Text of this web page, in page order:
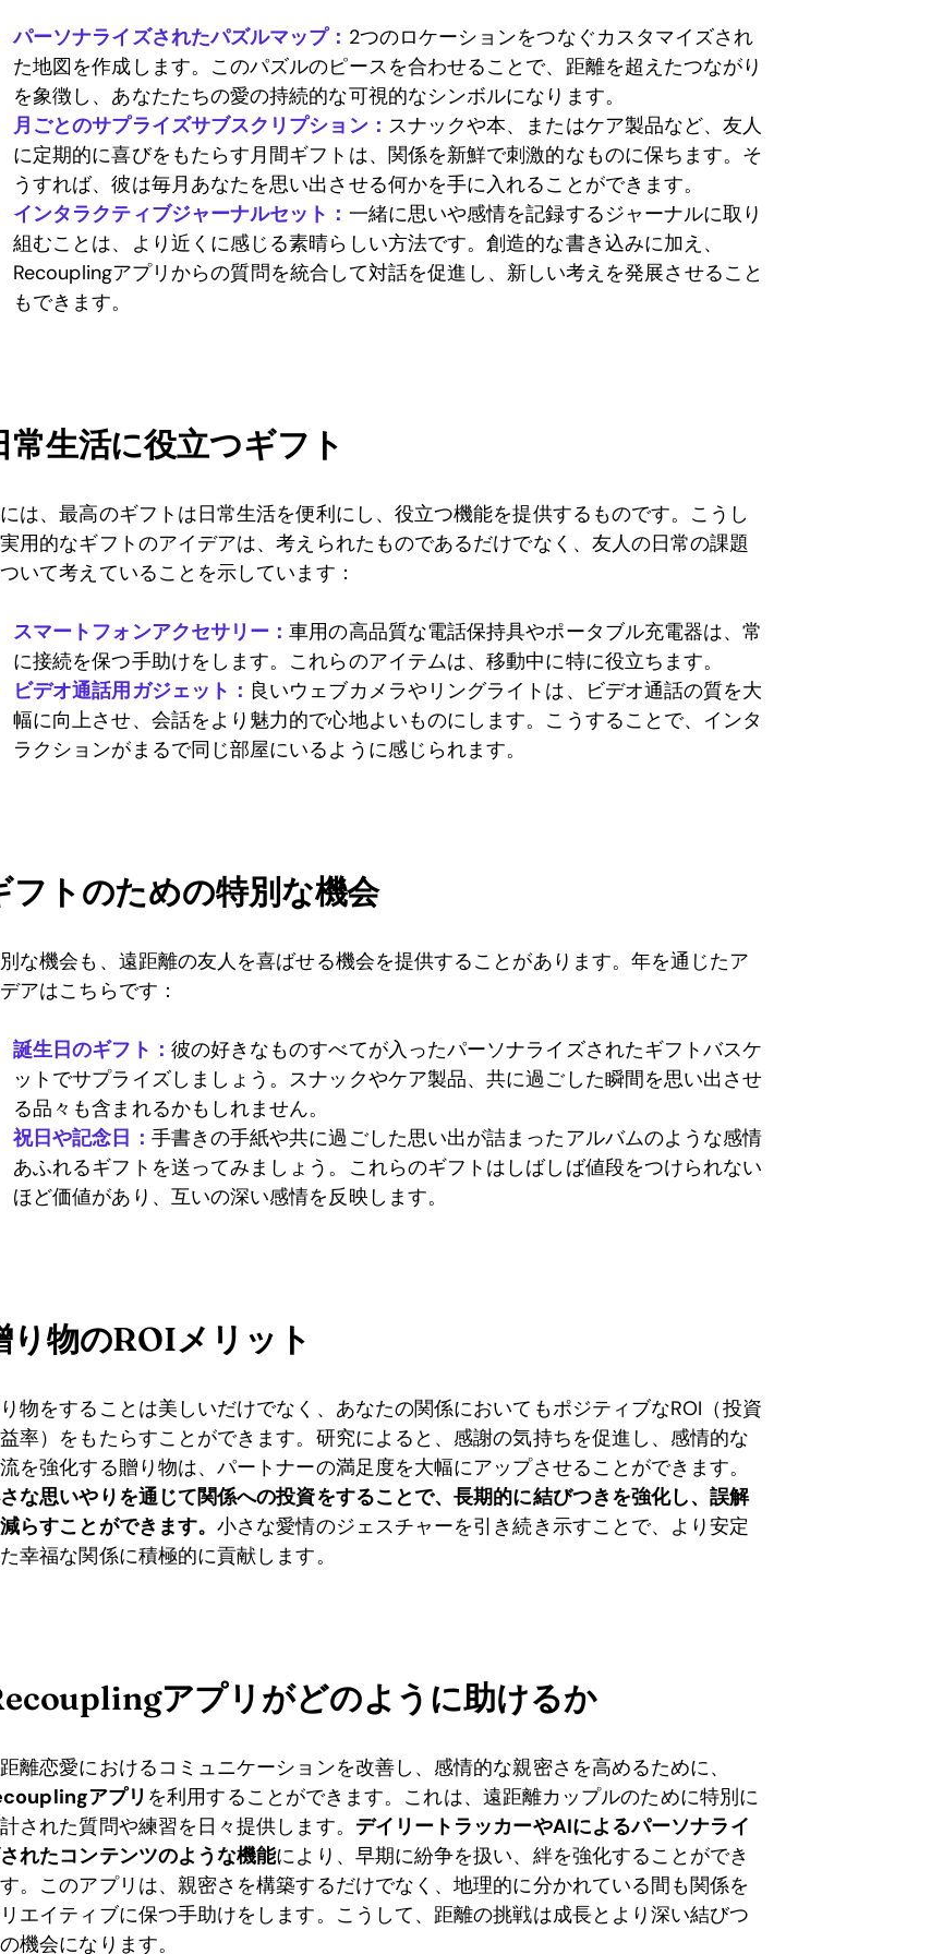
パーソナライズされたパズルマップ： 2つのロケーションをつなぐカスタマイズされ
た地図を作成します。このパズルのピースを合わせることで、距離を超えたつながり
を象徴し、あなたたちの愛の持続的な可視的なシンボルになります。
月ごとのサプライズサブスクリプション： スナックや本、またはケア製品など、友人
に定期的に喜びをもたらす月間ギフトは、関係を新鮮で刺激的なものに保ちます。そ
うすれば、彼は毎月あなたを思い出させる何かを手に入れることができます。
インタラクティブジャーナルセット： 一緒に思いや感情を記録するジャーナルに取り
組むことは、より近くに感じる素晴らしい方法です。創造的な書き込みに加え、
Recouplingアプリからの質問を統合して対話を促進し、新しい考えを発展させること
もできます。
常生活に役立つギフト
は、最高のギフトは日常生活を便利にし、役立つ機能を提供するものです。こうし
用的なギフトのアイデアは、考えられたものであるだけでなく、友人の日常の課題
いて考えていることを示しています：
スマートフォンアクセサリー：車用の高品質な電話保持具やポータブル充電器は、常
に接続を保つ手助けをします。これらのアイテムは、移動中に特に役立ちます。
ビデオ通話用ガジェット： 良いウェブカメラやリングライトは、ビデオ通話の質を大
幅に向上させ、会話をより魅力的で心地よいものにします。こうすることで、インタ
ラクションがまるで同じ部屋にいるように感じられます。
フトのための特別な機会
な機会も、遠距離の友人を喜ばせる機会を提供することがあります。年を通じたア
アはこちらです：
誕生日のギフト： 彼の好きなものすべてが入ったパーソナライズされたギフトバスケ
ットでサプライズしましょう。スナックやケア製品、共に過ごした瞬間を思い出させ
る品々も含まれるかもしれません。
祝日や記念日： 手書きの手紙や共に過ごした思い出が詰まったアルバムのような感情
あふれるギフトを送ってみましょう。これらのギフトはしばしば値段をつけられない
ほど価値があり、互いの深い感情を反映します。
り物のROIメリット
物をすることは美しいだけでなく、あなたの関係においてもポジティブなROI（投資
率）をもたらすことができます。研究によると、感謝の気持ちを促進し、感情的な
を強化する贈り物は、パートナーの満足度を大幅にアップさせることができます。
な思いやりを通じて関係への投資をすることで、長期的に結びつきを強化し、誤解
らすことができます。小さな愛情のジェスチャーを引き続き示すことで、より安定
幸福な関係に積極的に貢献します。
アプリがどのように助けるか
離恋愛におけるコミュニケーションを改善し、感情的な親密さを高めるために、
アプリ を利用することができます。これは、遠距離カップルのために特別に
された質問や練習を日々提供します。 デイリートラッカーやAIによるパーソナライ
れたコンテンツのような機能により、早期に紛争を扱い、絆を強化することができ
。このアプリは、親密さを構築するだけでなく、地理的に分かれている間も関係を
エイティブに保つ手助けをします。こうして、距離の挑戦は成長とより深い結びつ
機会になります。